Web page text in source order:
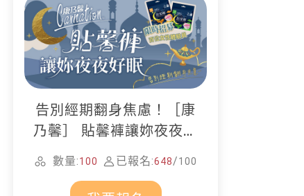
告別經期翻身焦慮！［康
乃馨］ 貼馨褲讓妳夜夜好
數量:100 已報名:648/100